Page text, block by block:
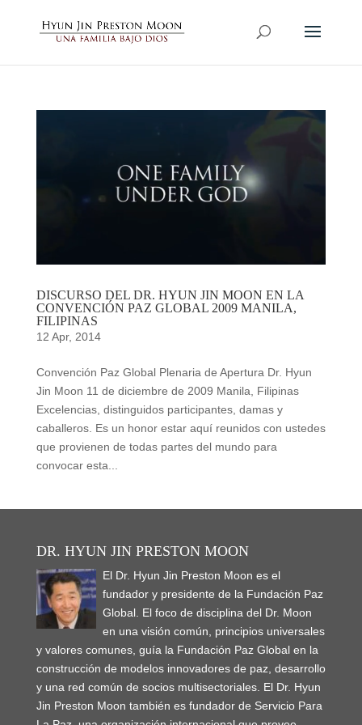
DISCURSO DEL DR. HYUN JIN MOON EN LA
CONVENCIÓN PAZ GLOBAL 2009 MANILA,
FILIPINAS
12 Apr, 2014
Convención Paz Global Plenaria de Apertura Dr. Hyun
Jin Moon 11 de diciembre de 2009 Manila, Filipinas
Excelencias, distinguidos participantes, damas y
caballeros. Es un honor estar aquí reunidos con ustedes
que provienen de todas partes del mundo para
convocar esta...
DR. HYUN JIN PRESTON MOON
El Dr. Hyun Jin Preston Moon es el
fundador y presidente de la Fundación Paz
Global. El foco de disciplina del Dr. Moon
en una visión común, principios universales
y valores comunes, guía la Fundación Paz Global en la
construcción de modelos innovadores de paz, desarrollo
y una red común de socios multisectoriales. El Dr. Hyun
Jin Preston Moon también es fundador de Servicio Para